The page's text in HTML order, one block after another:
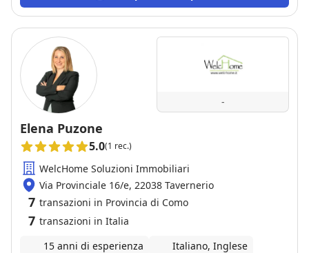
che purtroppo accade sovente. Persona gentile,
vivamente.
-
Elena Puzone
5.0(1 rec.)
WelcHome Soluzioni Immobiliari
Via Provinciale 16/e, 22038 Tavernerio
7 transazioni in Provincia di Como
7 transazioni in Italia
15 anni di esperienza
Italiano, Inglese